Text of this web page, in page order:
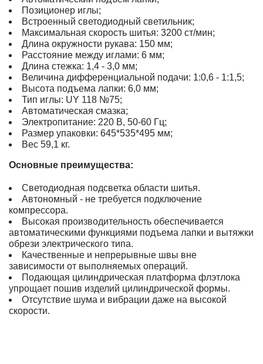
Позиционер иглы;
Встроенный светодиодный светильник;
Максимальная скорость шитья: 3200 ст/мин;
Длина окружности рукава: 150 мм;
Расстояние между иглами: 6 мм;
Длина стежка: 1,4 - 3,0 мм;
Величина дифференциальной подачи: 1:0,6 - 1:1,5;
Высота подъема лапки: 6,0 мм;
Тип иглы: UY 118 №75;
Автоматическая смазка;
Электропитание: 220 В, 50-60 Гц;
Размер упаковки: 645*535*495 мм;
Вес 59,1 кг.
Основные преимущества:
Светодиодная подсветка области шитья.
Автономный - не требуется подключение
компрессора.
Высокая производительность обеспечивается
автоматическими функциями подъема лапки и вытяжки
обрези электрического типа.
Качественные и непрерывные швы вне
зависимости от выполняемых операций.
Подающая цилиндрическая платформа флэтлока
упрощает пошив изделий цилиндрической формы.
Отсутствие шума и вибрации даже на высокой
скорости.